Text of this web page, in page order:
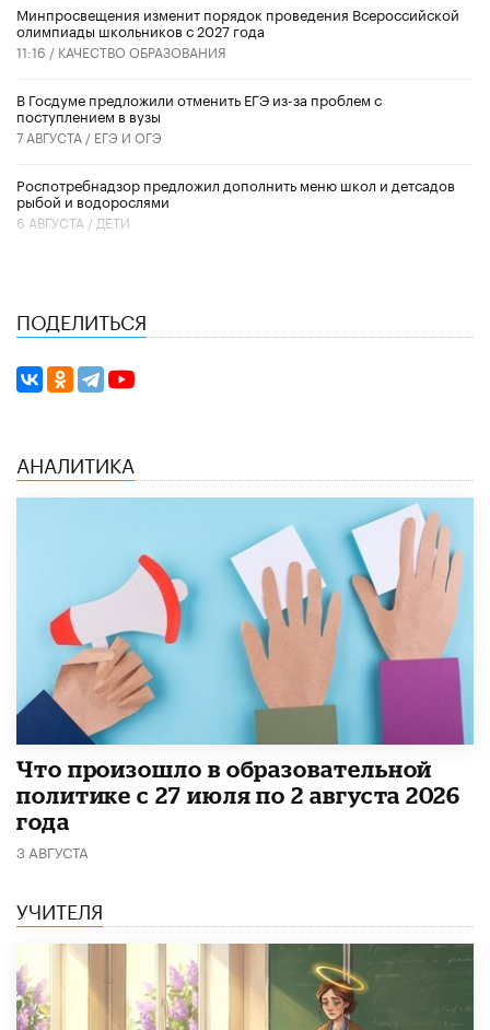
Минпросвещения изменит порядок проведения Всероссийской
олимпиады школьников с 2027 года
11:16 / КАЧЕСТВО ОБРАЗОВАНИЯ
В Госдуме предложили отменить ЕГЭ из-за проблем с
поступлением в вузы
7 АВГУСТА / ЕГЭ И ОГЭ
Роспотребнадзор предложил дополнить меню школ и детсадов
рыбой и водорослями
6 АВГУСТА / ДЕТИ
ПОДЕЛИТЬСЯ
АНАЛИТИКА
​Что произошло в образовательной
политике с 27 июля по 2 августа 2026
года
3 АВГУСТА
УЧИТЕЛЯ